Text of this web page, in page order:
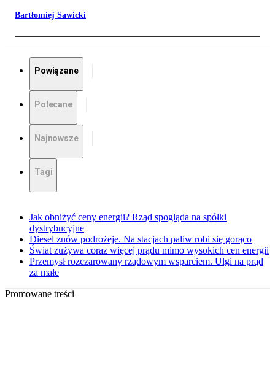
Bartłomiej Sawicki
Powiązane
Polecane
Najnowsze
Tagi
Jak obniżyć ceny energii? Rząd spogląda na spółki
dystrybucyjne
Diesel znów podrożeje. Na stacjach paliw robi się gorąco
Świat zużywa coraz więcej prądu mimo wysokich cen energii
Przemysł rozczarowany rządowym wsparciem. Ulgi na prąd
za małe
Promowane treści